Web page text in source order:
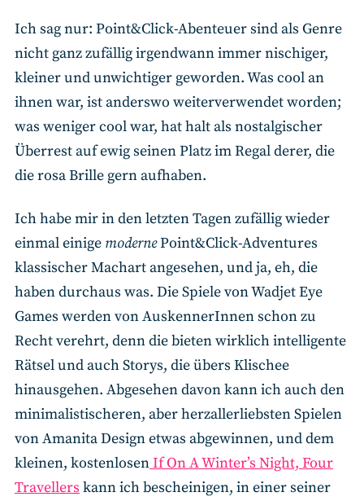
Ich sag nur: Point&Click-Abenteuer sind als Genre
nicht ganz zufällig irgendwann immer nischiger,
kleiner und unwichtiger geworden. Was cool an
ihnen war, ist anderswo weiterverwendet worden;
was weniger cool war, hat halt als nostalgischer
Überrest auf ewig seinen Platz im Regal derer, die
die rosa Brille gern aufhaben.
Ich habe mir in den letzten Tagen zufällig wieder
einmal einige modernePoint&Click-Adventures
klassischer Machart angesehen, und ja, eh, die
haben durchaus was. Die Spiele von Wadjet Eye
Games werden von AuskennerInnen schon zu
Recht verehrt, denn die bieten wirklich intelligente
Rätsel und auch Storys, die übers Klischee
hinausgehen. Abgesehen davon kann ich auch den
minimalistischeren, aber herzallerliebsten Spielen
von Amanita Design etwas abgewinnen, und dem
kleinen, kostenlosenIf On A Winter’s Night, Four
Travellers kann ich bescheinigen, in einer seiner